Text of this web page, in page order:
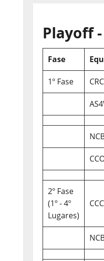
Playoff
Fase
1º Fase
2º Fase
(1º - 4º
Lugares)